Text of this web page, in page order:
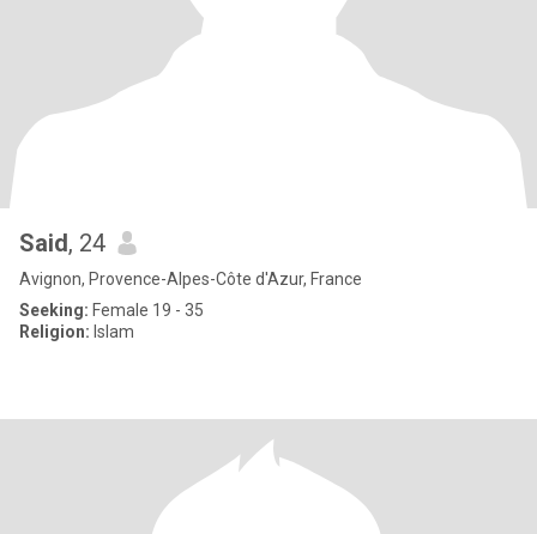
Said, 24
Avignon, Provence-Alpes-Côte d'Azur, France
Seeking: Female 19 - 35
Religion: Islam